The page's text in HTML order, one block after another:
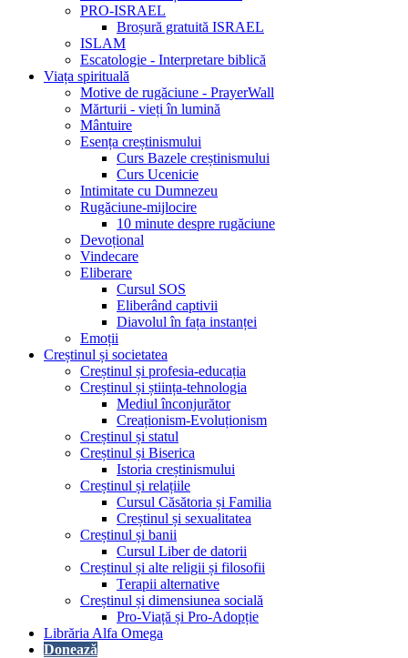
PRO-ISRAEL
Broșură gratuită ISRAEL
ISLAM
Escatologie - Interpretare biblică
Viața spirituală
Motive de rugăciune - PrayerWall
Mărturii - vieți în lumină
Mântuire
Esența creștinismului
Curs Bazele creștinismului
Curs Ucenicie
Intimitate cu Dumnezeu
Rugăciune-mijlocire
10 minute despre rugăciune
Devoțional
Vindecare
Eliberare
Cursul SOS
Eliberând captivii
Diavolul în fața instanței
Emoții
Creștinul și societatea
Creștinul și profesia-educația
Creștinul și știința-tehnologia
Mediul înconjurător
Creaționism-Evoluționism
Creștinul și statul
Creștinul și Biserica
Istoria creștinismului
Creștinul și relațiile
Cursul Căsătoria și Familia
Creștinul și sexualitatea
Creștinul și banii
Cursul Liber de datorii
Creștinul și alte religii și filosofii
Terapii alternative
Creștinul și dimensiunea socială
Pro-Viață și Pro-Adopție
Librăria Alfa Omega
Donează